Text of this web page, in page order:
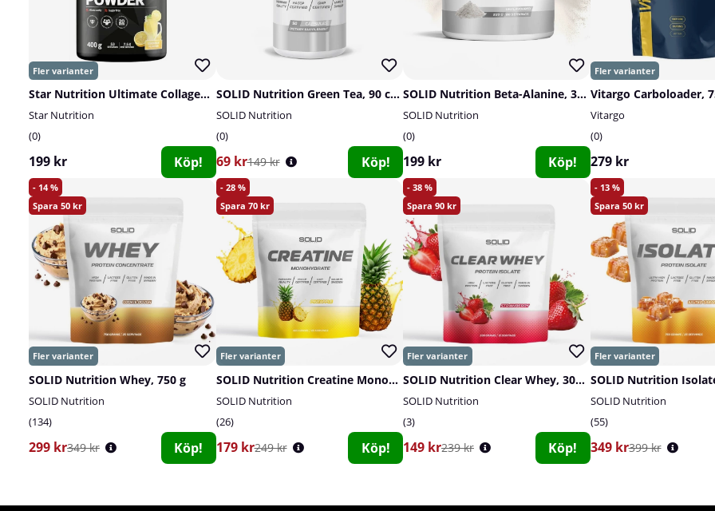
Star Nutrition Ultimate Collagen Powder, 400 g
Star Nutrition
0
199 kr Köp!
SOLID Nutrition Green Tea, 90 caps
SOLID Nutrition
0
69 kr149 kr Köp!
SOLID Nutrition Beta-Alanine, 320 g
SOLID Nutrition
0
199 kr Köp!
Vitargo Carboloader,
Vitargo
0
279 kr
14
50
SOLID Nutrition Whey, 750 g
SOLID Nutrition
134
299 kr349 kr Köp!
28
70
SOLID Nutrition Creatine Monohydrate, 400 g
SOLID Nutrition
26
179 kr249 kr Köp!
38
90
SOLID Nutrition Clear Whey, 300 g
SOLID Nutrition
3
149 kr239 kr Köp!
13
50
SOLID Nutrition
SOLID Nutrition
55
349 kr399 kr